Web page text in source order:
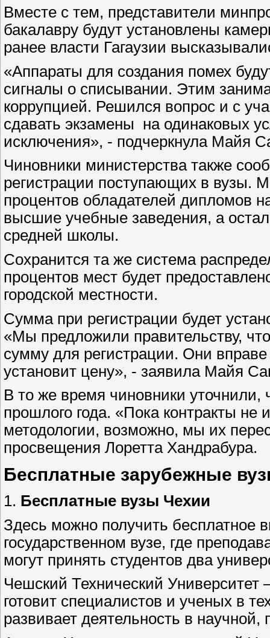
Вместе с тем, представители
бакалавру будут установлены
ранее власти Гагаузии
«Аппараты для создания помех
сигналы о списывании. Этим
коррупцией. Решился вопрос и с
сдавать экзамены на одинаковых
исключения», - подчеркнула Майя
Чиновники министерства также
регистрации поступающих в вузы.
процентов обладателей дипломов
высшие учебные заведения, а
средней школы.
Сохранится та же система
процентов мест будет
городской местности.
Сумма при регистрации будет
«Мы предложили правительству,
сумму для регистрации. Они
установит цену», - заявила Майя
В то же время чиновники уточнили,
прошлого года. «Пока контракты не
методологии, возможно, мы их
просвещения Лоретта Хандрабура.
Бесплатные зарубежные
1. Бесплатные вузы Чехии
Здесь можно получить бесплатное
государственном вузе, где
могут принять студентов два
Чешский Технический
готовит специалистов и ученых в
развивает деятельность в научной,